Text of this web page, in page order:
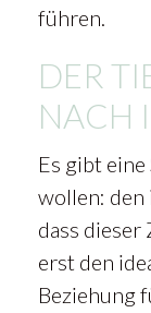
führen.
DER
NACH
Es gibt eine
wollen: den
dass
erst den
Beziehung